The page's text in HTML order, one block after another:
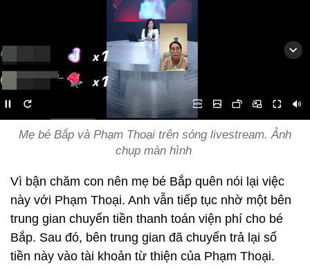
Mẹ bé Bắp và Phạm Thoại trên sóng livestream. Ảnh
chụp màn hình
Vì bận chăm con nên mẹ bé Bắp quên nói lại việc
này với Phạm Thoại. Anh vẫn tiếp tục nhờ một bên
trung gian chuyển tiền thanh toán viện phí cho bé
Bắp. Sau đó, bên trung gian đã chuyển trả lại số
tiền này vào tài khoản từ thiện của Phạm Thoại.